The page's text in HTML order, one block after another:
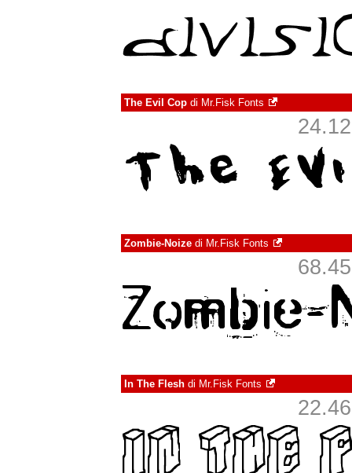
The Evil Cop di Mr.Fisk Fonts
Zombie-Noize di Mr.Fisk Fonts
In The Flesh di Mr.Fisk Fonts